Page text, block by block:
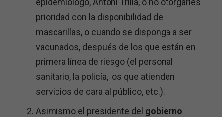
epidemiólogo, Antoni Trilla, o no otorgarles
prioridad con la disponibilidad de
mascarillas, o cuando se disponga a ser
vacunados, después de los que están en
primera línea de riesgo (el personal
sanitario, la policía, los que atienden
servicios de cara al público, etc.).
Asimismo el presidente del gobierno